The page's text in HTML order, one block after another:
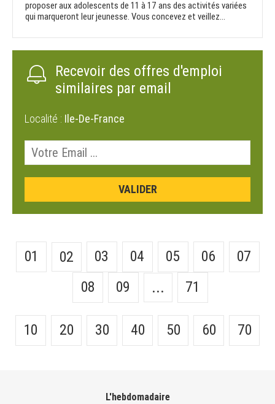
proposer aux adolescents de 11 à 17 ans des activités variées
qui marqueront leur jeunesse. Vous concevez et veillez...
Recevoir des offres d'emploi
similaires par email
Localité : Ile-De-France
01 02 03 04 05 06
07
08
09 ... 71
10 20 30 40 50 60 70
L'hebdomadaire